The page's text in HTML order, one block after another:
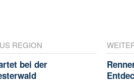
REGION
bei der